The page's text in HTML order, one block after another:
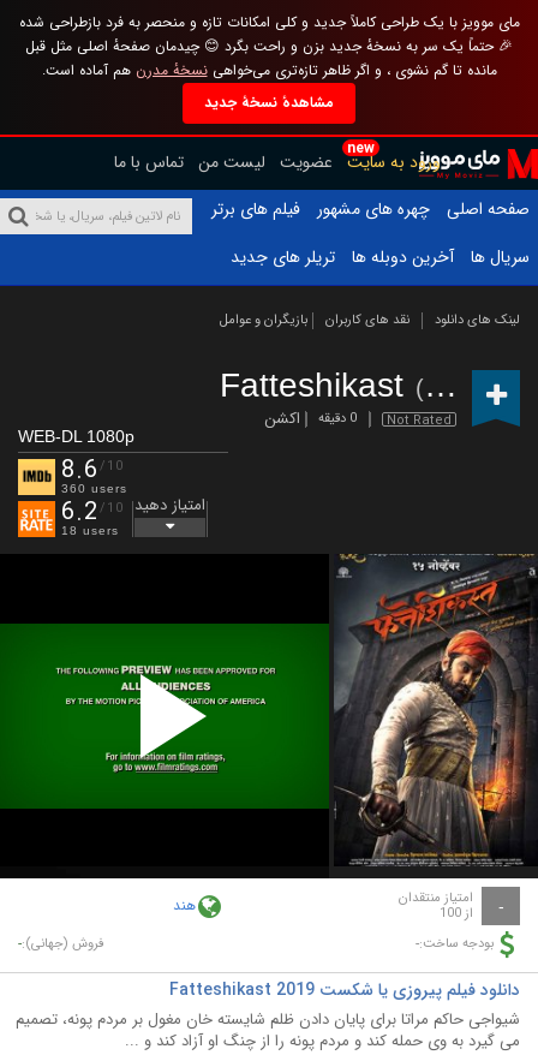
مای موویز با یک طراحی کاملاً جدید و کلی امکانات تازه و منحصر به فرد بازطراحی شده
🎉 حتماً یک سر به نسخهٔ جدید بزن و راحت بگرد 😊 چیدمان صفحهٔ اصلی مثل قبل
مانده تا گم نشوی ، و اگر ظاهر تازه‌تری می‌خواهینسخهٔ مدرن هم آماده است.
مشاهدهٔ نسخهٔ جدید
new
ورود به سایت عضویت لیست من تماس با ما
صفحه اصلی
چهره های مشهور
فیلم های برتر
سریال ها
آخرین دوبله ها تریلر های جدید
لینک های دانلود نقد های کاربران بازیگران و عوامل
Fatteshikast (2019)
Not Rated 0 دقیقه اکشن
WEB-DL 1080p
8.6 /10
360 users
6.2 /10
18 users
امتیاز دهید
Play
Video
- امتیاز منتقدان
از 100 هند
بودجه ساخت:- فروش (جهانی):-
دانلود فیلم پیروزی یا شکست Fatteshikast 2019
شیواجی حاکم مراتا برای پایان دادن ظلم شایسته خان مغول بر مردم پونه، تصمیم
می گیرد به وی حمله کند و مردم پونه را از چنگ او آزاد کند و ...